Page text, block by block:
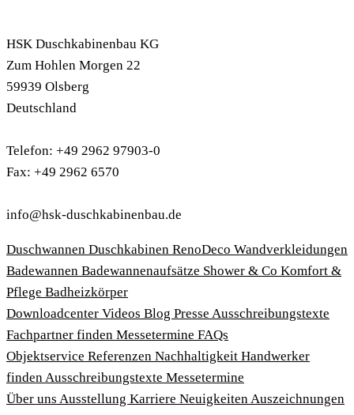
HSK Duschkabinenbau KG
Zum Hohlen Morgen 22
59939 Olsberg
Deutschland
Telefon: +49 2962 97903-0
Fax: +49 2962 6570
info@hsk-duschkabinenbau.de
Duschwannen Duschkabinen RenoDeco Wandverkleidungen
Badewannen Badewannenaufsätze Shower & Co Komfort &
Pflege Badheizkörper
Download­center Videos Blog Presse Ausschreibungstexte
Fachpartner finden Messetermine FAQs
Objektservice Referenzen Nachhaltigkeit Handwerker
finden Ausschreibungstexte Messetermine
Über uns Ausstellung Karriere Neuigkeiten Auszeichnungen